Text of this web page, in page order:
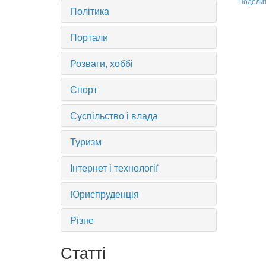
Політика
Портали
Розваги, хоббі
Спорт
Суспільство і влада
Туризм
Інтернет і технології
Юриспруденція
Різне
Статті